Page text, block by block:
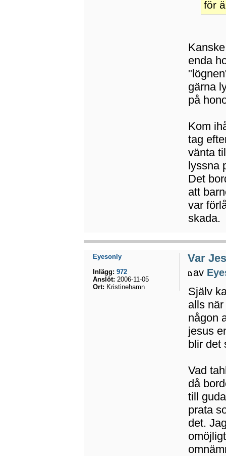
för
enda
gärna
på
Kom
tag
vänta
lyssna
Det
att
var
skada.
Var
av
Själv
alls
någon
jesus
blir det
Vad
då
till
prata
det.
Eyesonly
Inlägg: 972
Anslöt: 2006-11-05
Ort: Kristinehamn